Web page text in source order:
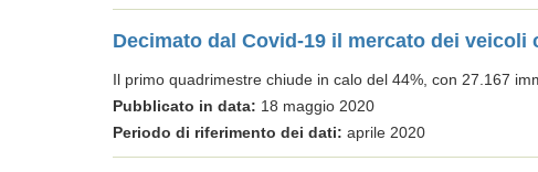
Decimato dal Covid-19 il mercato dei veicoli
Il primo quadrimestre chiude in calo del 44%, con 27.167
Pubblicato in data: 18 maggio 2020
Periodo di riferimento dei dati: aprile 2020